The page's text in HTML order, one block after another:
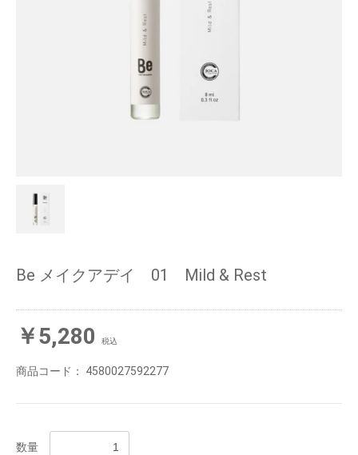
Be メイクアデイ 01 Mild & Rest
￥5,280 税込
商品コード： 4580027592277
数量